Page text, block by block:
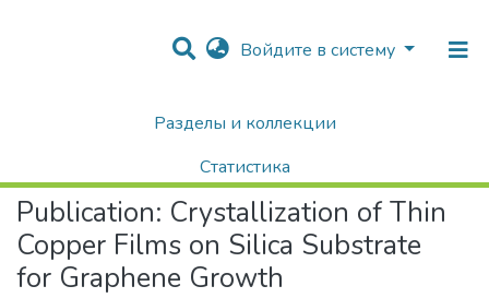
Войдите в систему
Разделы и коллекции
Статистика
Поиск
Научные публикации / Препринты
Publication: Crystallization of Thin
Copper Films on Silica Substrate
for Graphene Growth